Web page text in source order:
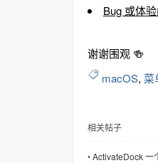
Bug 或体
谢谢围观 🍻
macOS, 菜
相关帖子
•ActivateDock 一